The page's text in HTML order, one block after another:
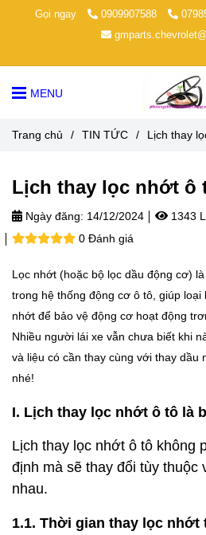
Gọi ngay 0909907588
MENU
Trang chủ / TIN TỨC / Lịch thay
Lịch thay lọc nhớt ô
Ngày đăng: 14/12/2024
1343
0 Đánh giá
Lọc nhớt (hoặc bộ lọc dầu động cơ)
trong hệ thống động cơ ô tô, giúp loại
nhớt để bảo vệ động cơ hoạt động
Nhiều người lái xe vẫn chưa biết khi
và liệu có cần thay cùng với thay dầu
nhé!
I. Lịch thay lọc nhớt ô tô là
Lịch thay lọc nhớt ô tô không
định mà sẽ thay đổi tùy thuộc
nhau.
1.1. Thời gian thay lọc nhớt